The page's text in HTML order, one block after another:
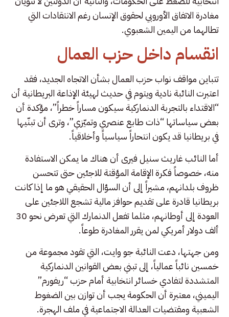
مغادرة الاتفاق الأوروبي لحقوق الإنسان رغم الانتقادات التي
تطالهما من اليمين الشعبوي.
انقسام داخل حزب العمال
تتباين مواقف نواب حزب العمال بشأن الاتجاه الجديد، فقد
اعتبرت النائبة نادية ويتوم في حديث لهيئة الإذاعة البريطانية أن
“الاقتداء بالتجربة الدنماركية سيكون مساراً خطراً”، مؤكدة أن
بعض سياساتها “ذات طابع عنصري وتميّزي”، وترى أن تبنّيها
في بريطانيا قد يكون انتحاراً سياسياً وأخلاقياً.
أما النائب غاريث سنيل فيرى أن هناك ما يمكن الاستفادة
منه، خصوصاً فكرة الإقامة المؤقتة للاجئين حتى تتحسن
ظروف بلدانهم، مشيراً إلى أن السؤال الحقيقي هو ما إذا كانت
بريطانيا قادرة على تقديم حوافز مالية تشجع اللاجئين على
العودة إلى أوطانهم، مثلما تفعل الدنمارك التي تعرض نحو 30
ألف دولار أمريكي لمن يقرر المغادرة طوعاً.
ومن جهتها، دعت النائبة جو وايت، التي تقود مجموعة من
خمسين نائباً عمالياً، إلى تبني بعض القوانين الدنماركية
المتشددة لتفادي خسائر انتخابية أمام حزب “ريفورم”
اليميني، معتبرة أن الحكومة يجب أن توازن بين الضغوط
الشعبية ومقتضيات العدالة الاجتماعية في ملف الهجرة.